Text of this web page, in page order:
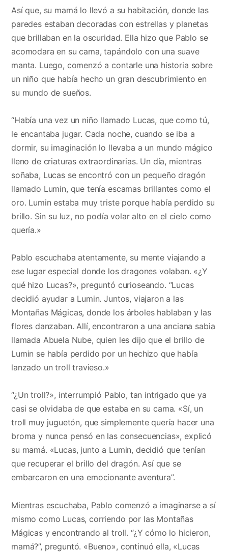
Así que, su mamá lo llevó a su habitación, donde las
paredes estaban decoradas con estrellas y planetas
que brillaban en la oscuridad. Ella hizo que Pablo se
acomodara en su cama, tapándolo con una suave
manta. Luego, comenzó a contarle una historia sobre
un niño que había hecho un gran descubrimiento en
su mundo de sueños.
“Había una vez un niño llamado Lucas, que como tú,
le encantaba jugar. Cada noche, cuando se iba a
dormir, su imaginación lo llevaba a un mundo mágico
lleno de criaturas extraordinarias. Un día, mientras
soñaba, Lucas se encontró con un pequeño dragón
llamado Lumin, que tenía escamas brillantes como el
oro. Lumin estaba muy triste porque había perdido su
brillo. Sin su luz, no podía volar alto en el cielo como
quería.»
Pablo escuchaba atentamente, su mente viajando a
ese lugar especial donde los dragones volaban. «¿Y
qué hizo Lucas?», preguntó curioseando. “Lucas
decidió ayudar a Lumin. Juntos, viajaron a las
Montañas Mágicas, donde los árboles hablaban y las
flores danzaban. Allí, encontraron a una anciana sabia
llamada Abuela Nube, quien les dijo que el brillo de
Lumin se había perdido por un hechizo que había
lanzado un troll travieso.»
“¿Un troll?», interrumpió Pablo, tan intrigado que ya
casi se olvidaba de que estaba en su cama. «Sí, un
troll muy juguetón, que simplemente quería hacer una
broma y nunca pensó en las consecuencias», explicó
su mamá. «Lucas, junto a Lumin, decidió que tenían
que recuperar el brillo del dragón. Así que se
embarcaron en una emocionante aventura”.
Mientras escuchaba, Pablo comenzó a imaginarse a sí
mismo como Lucas, corriendo por las Montañas
Mágicas y encontrando al troll. “¿Y cómo lo hicieron,
mamá?”, preguntó. «Bueno», continuó ella, «Lucas